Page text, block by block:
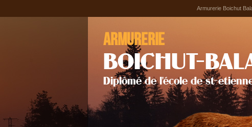
Armurerie Boichut
Armurerie
BOICHUT-
Diplômé de l'école de st-